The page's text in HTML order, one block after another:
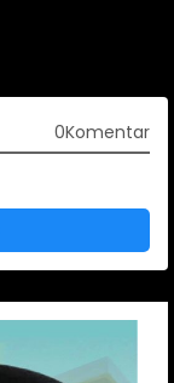
0Komentar